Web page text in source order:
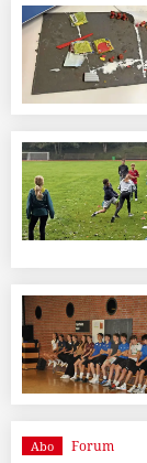
Abo Forum